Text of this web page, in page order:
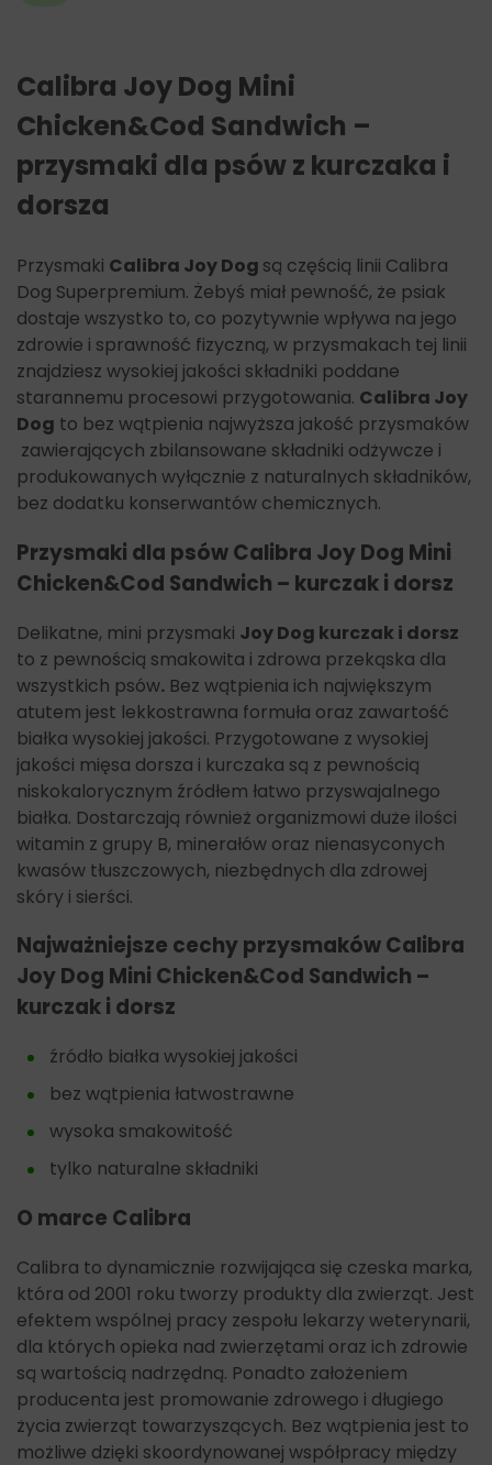
Calibra Joy Dog Mini
Chicken&Cod Sandwich –
przysmaki dla psów z kurczaka i
dorsza
Przysmaki Calibra Joy Dog są częścią linii Calibra
Dog Superpremium. Żebyś miał pewność, że psiak
dostaje wszystko to, co pozytywnie wpływa na jego
zdrowie i sprawność fizyczną, w przysmakach tej linii
znajdziesz wysokiej jakości składniki poddane
starannemu procesowi przygotowania. Calibra Joy
Dog to bez wątpienia najwyższa jakość przysmaków
zawierających zbilansowane składniki odżywcze i
produkowanych wyłącznie z naturalnych składników,
bez dodatku konserwantów chemicznych.
Przysmaki dla psów Calibra Joy Dog Mini
Chicken&Cod Sandwich – kurczak i dorsz
Delikatne, mini przysmaki Joy Dog kurczak i dorsz
to z pewnością smakowita i zdrowa przekąska dla
wszystkich psów. Bez wątpienia ich największym
atutem jest lekkostrawna formuła oraz zawartość
białka wysokiej jakości. Przygotowane z wysokiej
jakości mięsa dorsza i kurczaka są z pewnością
niskokalorycznym źródłem łatwo przyswajalnego
białka. Dostarczają również organizmowi duże ilości
witamin z grupy B, minerałów oraz nienasyconych
kwasów tłuszczowych, niezbędnych dla zdrowej
skóry i sierści.
Najważniejsze cechy przysmakówCalibra
Joy Dog Mini Chicken&Cod Sandwich –
kurczak i dorsz
źródło białka wysokiej jakości
bez wątpienia łatwostrawne
wysoka smakowitość
tylko naturalne składniki
O marce Calibra
Calibra to dynamicznie rozwijająca się czeska marka,
która od 2001 roku tworzy produkty dla zwierząt. Jest
efektem wspólnej pracy zespołu lekarzy weterynarii,
dla których opieka nad zwierzętami oraz ich zdrowie
są wartością nadrzędną. Ponadto założeniem
producenta jest promowanie zdrowego i długiego
życia zwierząt towarzyszących. Bez wątpienia jest to
możliwe dzięki skoordynowanej współpracy między